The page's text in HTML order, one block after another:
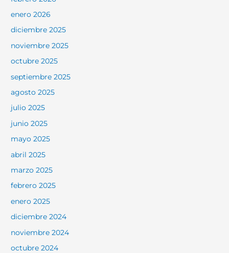
enero 2026
diciembre 2025
noviembre 2025
octubre 2025
septiembre 2025
agosto 2025
julio 2025
junio 2025
mayo 2025
abril 2025
marzo 2025
febrero 2025
enero 2025
diciembre 2024
noviembre 2024
octubre 2024